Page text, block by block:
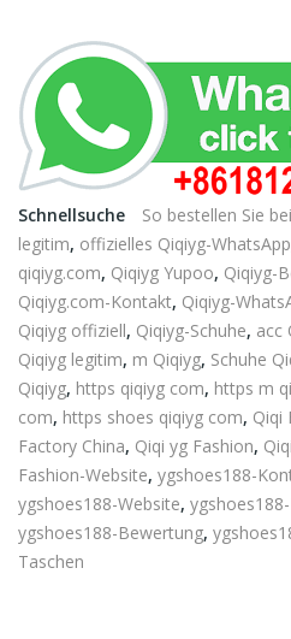
Schnellsuche So bestellen Sie
legitim, offizielles Qiqiyg-WhatsApp
qiqiyg.com, Qiqiyg Yupoo, Qiqiyg-
Qiqiyg.com-Kontakt, Qiqiyg-
Qiqiyg offiziell, Qiqiyg-Schuhe, acc
Qiqiyg legitim, m Qiqiyg, Schuhe
Qiqiyg, https qiqiyg com, https m
com, https shoes qiqiyg com, Qiqi
Factory China, Qiqi yg Fashion,
Fashion-Website, ygshoes188-
ygshoes188-Website,
ygshoes188-Bewertung,
Taschen